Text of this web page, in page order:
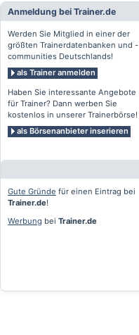
Anmeldung bei Trainer.de
Werden Sie Mitglied in einer der
größten Trainerdatenbanken und -
communities Deutschlands!
als Trainer anmelden
Haben Sie interessante Angebote
für Trainer? Dann werben Sie
kostenlos in unserer Trainerbörse!
als Börsenanbieter inserieren
Gute Gründe für einen Eintrag bei
Trainer.de!
Werbung bei Trainer.de